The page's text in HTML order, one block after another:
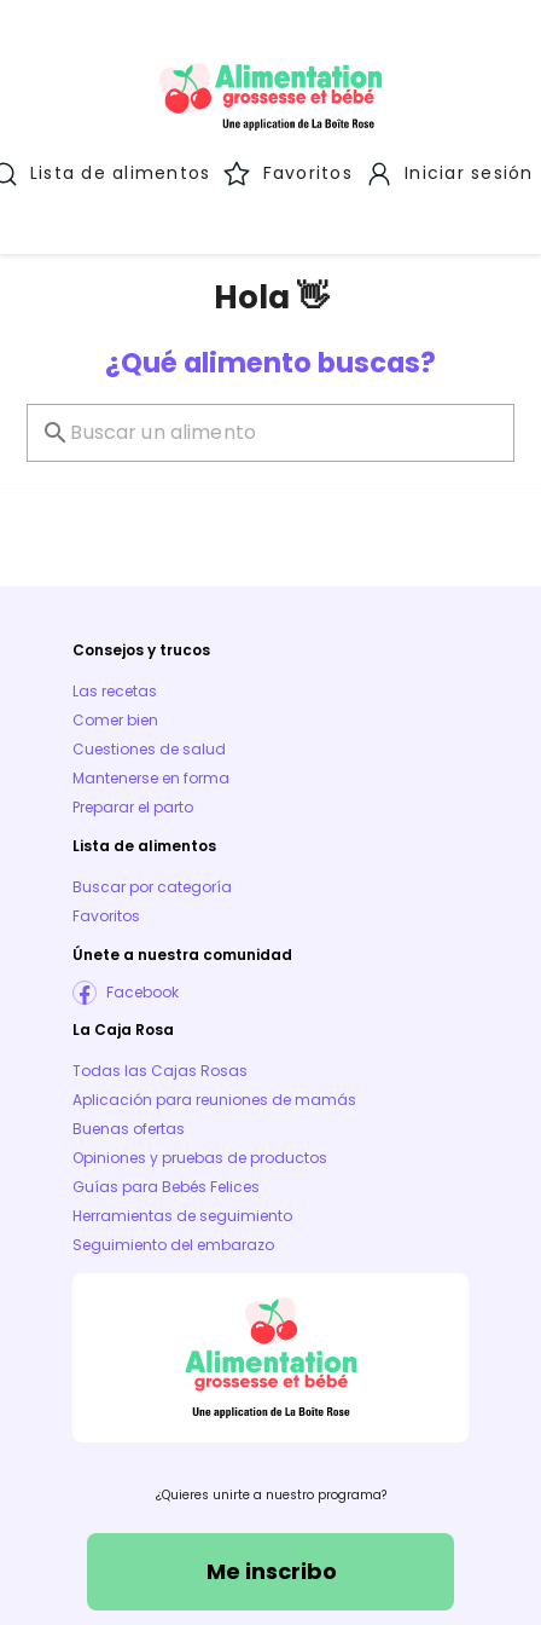
Lista de alimentos Favoritos Iniciar sesión
Hola 👋
¿Qué alimento buscas?
Consejos y trucos
Las recetas
Comer bien
Cuestiones de salud
Mantenerse en forma
Preparar el parto
Lista de alimentos
Buscar por categoría
Favoritos
Únete a nuestra comunidad
Facebook
La Caja Rosa
Todas las Cajas Rosas
Aplicación para reuniones de mamás
Buenas ofertas
Opiniones y pruebas de productos
Guías para Bebés Felices
Herramientas de seguimiento
Seguimiento del embarazo
¿Quieres unirte a nuestro programa?
Me inscribo